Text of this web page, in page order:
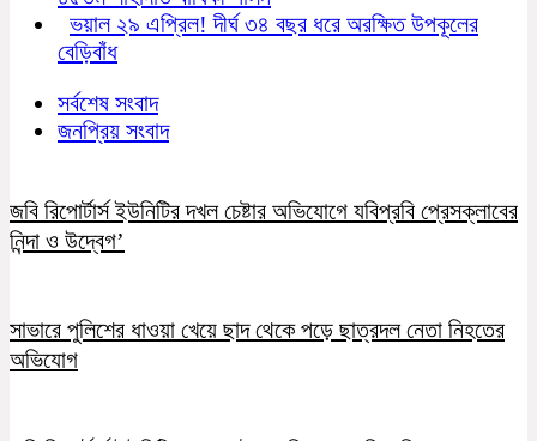
ভয়াল ২৯ এপ্রিল! দীর্ঘ ৩৪ বছর ধরে অরক্ষিত উপকূলের
বেড়িবাঁধ
সর্বশেষ সংবাদ
জনপ্রিয় সংবাদ
জবি রিপোর্টার্স ইউনিটির দখল চেষ্টার অভিযোগে যবিপ্রবি প্রেসক্লাবের
নিন্দা ও উদ্বেগ’
সাভারে পুলিশের ধাওয়া খেয়ে ছাদ থেকে পড়ে ছাত্রদল নেতা নিহতের
অভিযোগ